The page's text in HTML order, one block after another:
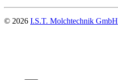
© 2026 I.S.T. Molchtechnik GmbH